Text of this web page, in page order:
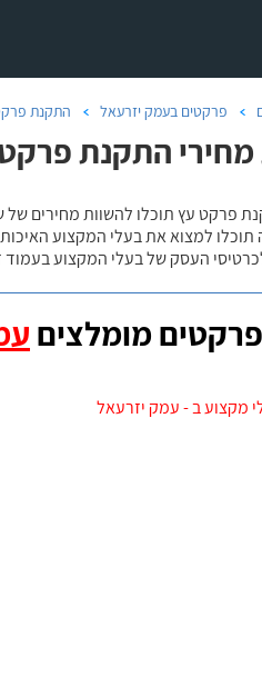
פרקטים בעמק יזרעאל התקנת
מחירי התקנת
פרקט עץ תוכלו להשוות מחירים
למצוא את בעלי המקצוע
העסק של בעלי המקצוע
מומלצים
מקצוע ב - עמק יזרעאל